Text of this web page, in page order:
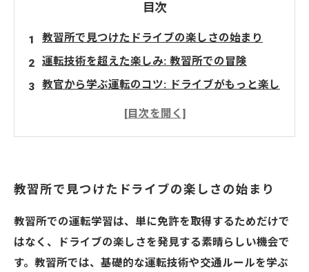
目次
教習所で見つけたドライブの楽しさの始まり
運転技術を超えた楽しみ: 教習所での冒険
教官から学ぶ運転のコツ: ドライブがもっと楽し
て
教習所で見つけたドライブの楽しさの始まり
教習所での運転学習は、単に免許を取得するためだけで
はなく、ドライブの楽しさを発見する素晴らしい機会で
す。教習所では、基礎的な運転技術や交通ルールを学ぶ